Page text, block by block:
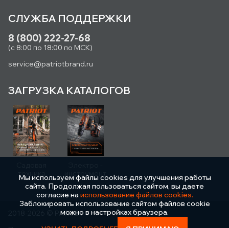
СЛУЖБА ПОДДЕРЖКИ
8 (800) 222-27-68
(с 8:00 по 18:00 по МСК)
service@patriotbrand.ru
ЗАГРУЗКА КАТАЛОГОВ
техника
инструмент
2018-2026 © PATRIOT
Мы используем файлы cookies для улучшения работы
сайта. Продолжая пользоваться сайтом, вы даете
согласие на использование файлов cookies.
Заблокировать использование сайтом файлов cookie
можно в настройках браузера.